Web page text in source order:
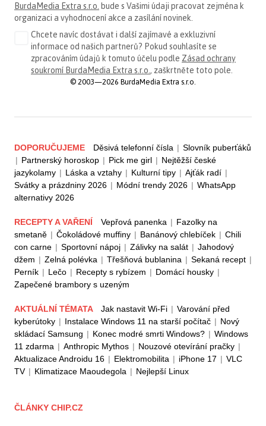
BurdaMedia Extra s.r.o. bude s Vašimi údaji pracovat zejména k
organizaci a vyhodnocení akce a zasílání novinek.
Chcete navíc dostávat i další zajímavé a exkluzivní
informace od našich partnerů? Pokud souhlasíte se
zpracováním údajů k tomuto účelu podle Zásad ochrany
soukromí BurdaMedia Extra s.r.o. , zaškrtněte toto pole.
© 2003—2026 BurdaMedia Extra s.r.o.
DOPORUČUJEME Děsivá telefonní čísla | Slovník puberťáků
| Partnerský horoskop | Pick me girl | Nejtěžší české
jazykolamy | Láska a vztahy | Kulturní tipy | Ajťák radí |
Svátky a prázdniny 2026 | Módní trendy 2026 | WhatsApp
alternativy 2026
RECEPTY A VAŘENÍ Vepřová panenka | Fazolky na
smetaně | Čokoládové muffiny | Banánový chlebíček | Chili
con carne | Sportovní nápoj | Zálivky na salát | Jahodový
džem | Zelná polévka | Třešňová bublanina | Sekaná recept |
Perník | Lečo | Recepty s rybízem | Domácí housky |
Zapečené brambory s uzeným
AKTUÁLNÍ TÉMATA Jak nastavit Wi-Fi | Varování před
kyberútoky | Instalace Windows 11 na starší počítač | Nový
skládací Samsung | Konec modré smrti Windows? | Windows
11 zdarma | Anthropic Mythos | Nouzové otevírání pračky |
Aktualizace Androidu 16 | Elektromobilita | iPhone 17 | VLC
TV | Klimatizace Maoudegola | Nejlepší Linux
ČLÁNKY CHIP.CZ